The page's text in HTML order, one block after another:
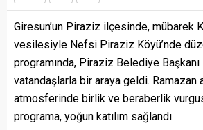
Giresun’un Piraziz ilçesinde, mübarek
vesilesiyle Nefsi Piraziz Köyü’nde
programında, Piraziz Belediye Başkanı
vatandaşlarla bir araya geldi. Ramazan
atmosferinde birlik ve beraberlik
programa, yoğun katılım sağlandı.